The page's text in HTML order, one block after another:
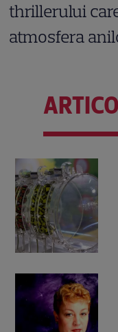
thrillerului
atmosfera